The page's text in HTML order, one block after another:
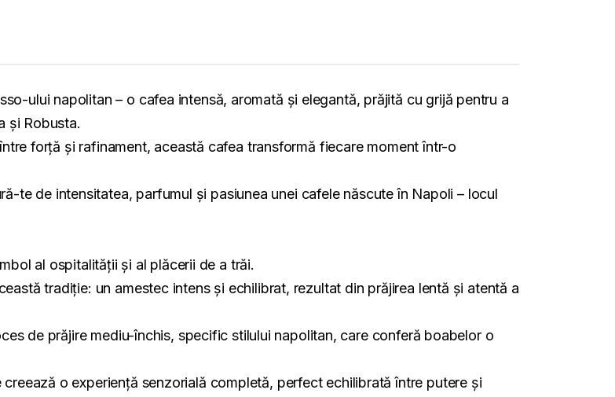
ului napolitan – o cafea intensă, aromată și elegantă, prăjită cu grijă pentru a
și Robusta.
forță și rafinament, această cafea transformă fiecare moment într-o
te de intensitatea, parfumul și pasiunea unei cafele născute în Napoli – locul
al ospitalității și al plăcerii de a trăi.
tradiție: un amestec intens și echilibrat, rezultat din prăjirea lentă și atentă a
de prăjire mediu-închis, specific stilului napolitan, care conferă boabelor o
o experiență senzorială completă, perfect echilibrată între putere și